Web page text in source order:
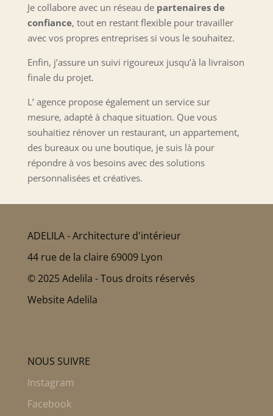
Je collabore avec un réseau de partenaires de
confiance, tout en restant flexible pour travailler
avec vos propres entreprises si vous le souhaitez.
Enfin, j’assure un suivi rigoureux jusqu’à la livraison
finale du projet.
L’ agence propose également un service sur
mesure, adapté à chaque situation. Que vous
souhaitiez rénover un restaurant, un appartement,
des bureaux ou une boutique, je suis là pour
répondre à vos besoins avec des solutions
personnalisées et créatives.
ADELILA - Architecture d'intérieur
44 rue de la claire 69009 Lyon
© 2025 Adelila - Tous droits réservés
Website Adelila
NOUS SUIVRE
Instagram
Facebook